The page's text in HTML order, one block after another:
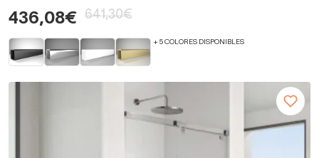
436,08€ 641,30€
+ 5 COLORES DISPONIBLES